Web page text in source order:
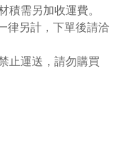
積需另加收運費。
律另計，下單後請洽
止運送，請勿購買